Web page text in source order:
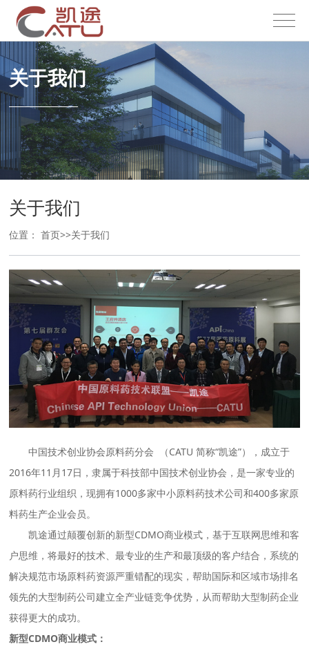
关于我们
关于我们
位置：首页>>关于我们
中国技术创业协会原料药分会 （CATU 简称“凯途”），成立于
2016年11月17日，隶属于科技部中国技术创业协会，是一家专业的
原料药行业组织，现拥有1000多家中小原料药技术公司和400多家原
料药生产企业会员。
凯途通过颠覆创新的新型CDMO商业模式，基于互联网思维和客
户思维，将最好的技术、最专业的生产和最顶级的客户结合，系统的
解决规范市场原料药资源严重错配的现实，帮助国际和区域市场排名
领先的大型制药公司建立全产业链竞争优势，从而帮助大型制药企业
获得更大的成功。
新型CDMO商业模式：